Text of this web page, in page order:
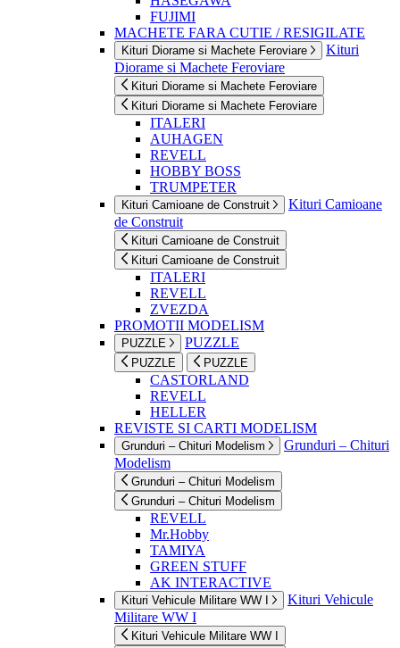
FUJIMI
MACHETE FARA CUTIE / RESIGILATE
Kituri Diorame si Machete Feroviare
Kituri
Diorame si Machete Feroviare
Kituri Diorame si Machete Feroviare
Kituri Diorame si Machete Feroviare
ITALERI
AUHAGEN
REVELL
HOBBY BOSS
TRUMPETER
Kituri Camioane de Construit
Kituri Camioane
de Construit
Kituri Camioane de Construit
Kituri Camioane de Construit
ITALERI
REVELL
ZVEZDA
PROMOTII MODELISM
PUZZLE PUZZLE
PUZZLE PUZZLE
CASTORLAND
REVELL
HELLER
REVISTE SI CARTI MODELISM
Grunduri – Chituri Modelism
Grunduri – Chituri
Modelism
Grunduri – Chituri Modelism
Grunduri – Chituri Modelism
REVELL
Mr.Hobby
TAMIYA
GREEN STUFF
AK INTERACTIVE
Kituri Vehicule Militare WW I
Kituri Vehicule
Militare WW I
Kituri Vehicule Militare WW I